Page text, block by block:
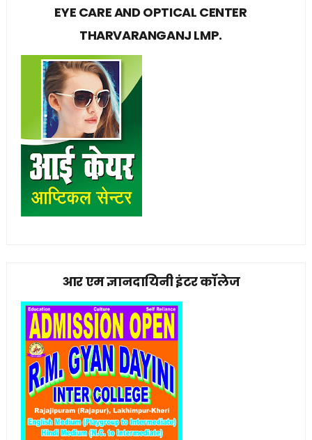
EYE CARE AND OPTICAL CENTER
THARVARANGANJ LMP.
आर एम ज्ञानदायिनी इंटर कॉलेज